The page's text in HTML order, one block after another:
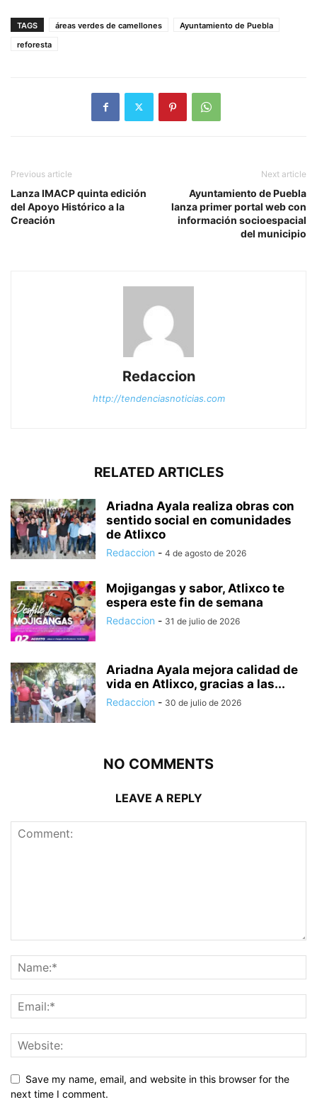
TAGS áreas verdes de camellones
Ayuntamiento de Puebla
reforesta
Previous article
Lanza IMACP quinta edición
del Apoyo Histórico a la
Creación
Next article
Ayuntamiento de Puebla
lanza primer portal web con
información socioespacial
del municipio
Redaccion
http://tendenciasnoticias.com
RELATED ARTICLES
Ariadna Ayala realiza obras con
sentido social en comunidades
de Atlixco
Redaccion - 4 de agosto de 2026
Mojigangas y sabor, Atlixco te
espera este fin de semana
Redaccion - 31 de julio de 2026
Ariadna Ayala mejora calidad de
vida en Atlixco, gracias a las...
Redaccion - 30 de julio de 2026
NO COMMENTS
LEAVE A REPLY
Save my name, email, and website in this browser for the
next time I comment.